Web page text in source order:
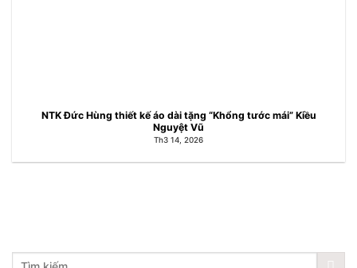
NTK Đức Hùng thiết kế áo dài tặng “Khổng tước mái” Kiều
Nguyệt Vũ
Th3 14, 2026